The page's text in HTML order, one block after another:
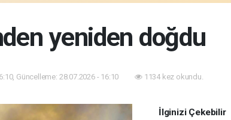
yeniden doğdu
Güncelleme: 28.07.2026 - 16:10 1134 kez okundu.
İlginizi Çekebilir